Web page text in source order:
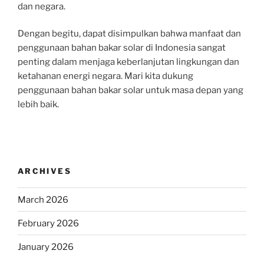
dan negara.
Dengan begitu, dapat disimpulkan bahwa manfaat dan
penggunaan bahan bakar solar di Indonesia sangat
penting dalam menjaga keberlanjutan lingkungan dan
ketahanan energi negara. Mari kita dukung
penggunaan bahan bakar solar untuk masa depan yang
lebih baik.
ARCHIVES
March 2026
February 2026
January 2026